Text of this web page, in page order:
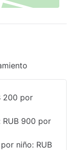
gratuito
200 por
900 por
niño: RUB